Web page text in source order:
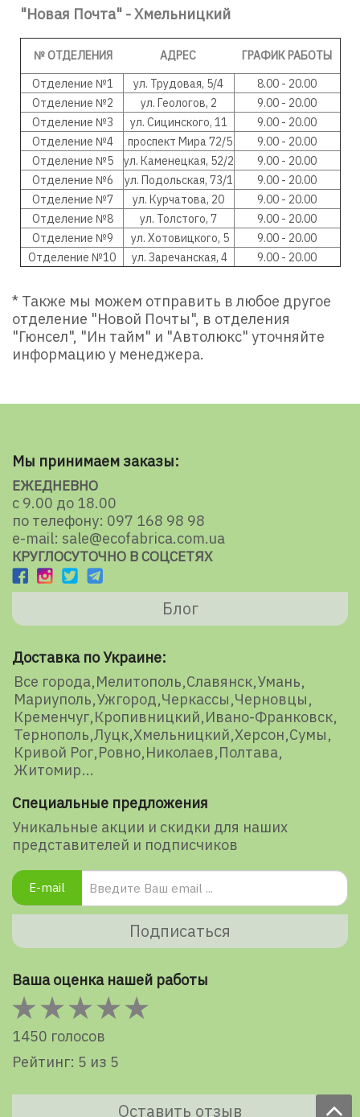
"Новая Почта" - Хмельницкий
№ ОТДЕЛЕНИЯ АДРЕС
ГРАФИК РАБОТЫ
Отделение №1
ул. Трудовая, 5/4
8.00 - 20.00
Отделение №2
ул. Геологов, 2
9.00 - 20.00
Отделение №3
ул. Сицинского, 11 9.00 - 20.00
Отделение №4
проспект Мира 72/5 9.00 - 20.00
Отделение №5
ул. Каменецкая, 52/2 9.00 - 20.00
Отделение №6
ул. Подольская, 73/1 9.00 - 20.00
Отделение №7
ул. Курчатова, 20 9.00 - 20.00
Отделение №8
ул. Толстого, 7 9.00 - 20.00
Отделение №9
ул. Хотовицкого, 5 9.00 - 20.00
Отделение №10
ул. Заречанская, 4 9.00 - 20.00
* Также мы можем отправить в любое другое
отделение "Новой Почты", в отделения
"Гюнсел", "Ин тайм" и "Автолюкс" уточняйте
информацию у менеджера.
Мы принимаем заказы:
ЕЖЕДНЕВНО
с 9.00 до 18.00
по телефону: 097 168 98 98
e-mail: sale@ecofabrica.com.ua
КРУГЛОСУТОЧНО В СОЦСЕТЯХ
Блог
Доставка по Украине:
Все города Мелитополь Славянск Умань
Мариуполь Ужгород Черкассы Черновцы
Кременчуг Кропивницкий Ивано-Франковск
Тернополь Луцк Хмельницкий Херсон Сумы
Кривой Рог Ровно Николаев Полтава
Житомир
Специальные предложения
Уникальные акции и скидки для наших
представителей и подписчиков
E-mail
Подписаться
Ваша оценка нашей работы
1450 голосов
Рейтинг: 5 из 5
Оставить отзыв